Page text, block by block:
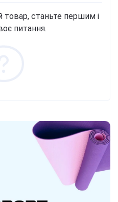
товар, станьте першим і
питання.